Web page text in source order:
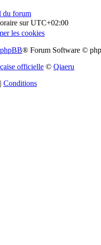
du forum
surUTC+02:00
les cookies
phpBB® Forum Software ©
officielle © Qiaeru
| Conditions